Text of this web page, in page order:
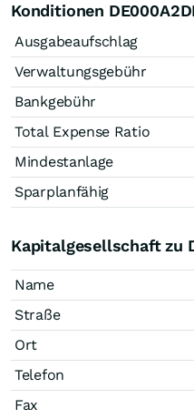
Konditionen
Ausgabeaufschlag
Verwaltungsgebühr
Bankgebühr
Total Expense Ratio
Mindestanlage
Sparplanfähig
Kapitalgesellschaft zu
Name
Straße
Ort
Telefon
Fax